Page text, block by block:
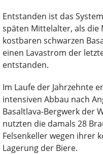
Entstanden ist das
späten Mittelalter, als die
kostbaren schwarzen
einen Lavastrom der
entstanden.
Im Laufe der Jahrzehnte
intensiven Abbau nach
Basaltlava-Bergwerk der
nutzten die damals 28
Felsenkeller wegen ihrer
Lagerung der Biere.